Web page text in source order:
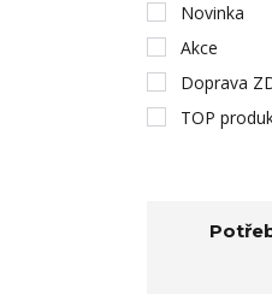
Novinka
Akce
Doprava
TOP